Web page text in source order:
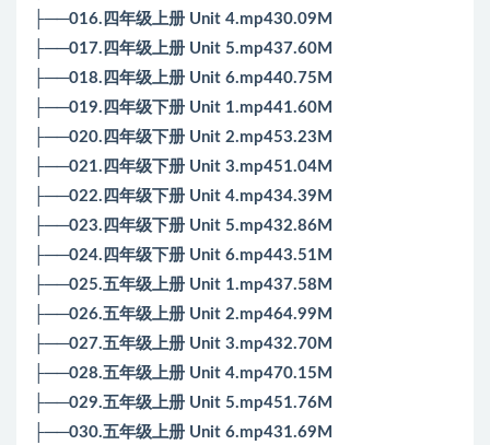
├──016.四年级上册 Unit 4.mp430.09M
├──017.四年级上册 Unit 5.mp437.60M
├──018.四年级上册 Unit 6.mp440.75M
├──019.四年级下册 Unit 1.mp441.60M
├──020.四年级下册 Unit 2.mp453.23M
├──021.四年级下册 Unit 3.mp451.04M
├──022.四年级下册 Unit 4.mp434.39M
├──023.四年级下册 Unit 5.mp432.86M
├──024.四年级下册 Unit 6.mp443.51M
├──025.五年级上册 Unit 1.mp437.58M
├──026.五年级上册 Unit 2.mp464.99M
├──027.五年级上册 Unit 3.mp432.70M
├──028.五年级上册 Unit 4.mp470.15M
├──029.五年级上册 Unit 5.mp451.76M
├──030.五年级上册 Unit 6.mp431.69M